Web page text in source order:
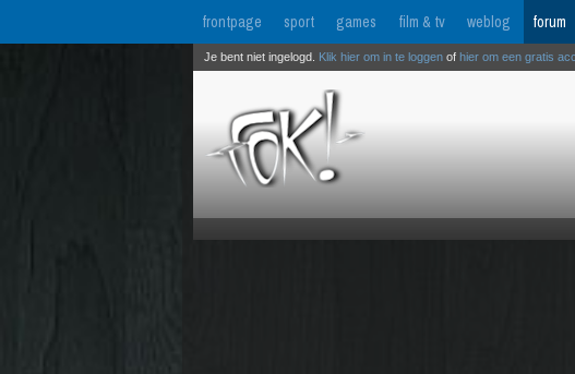
frontpage sport games film & tv weblog forum
Je bent niet ingelogd. Klik hier om in te loggen of hier om een gratis